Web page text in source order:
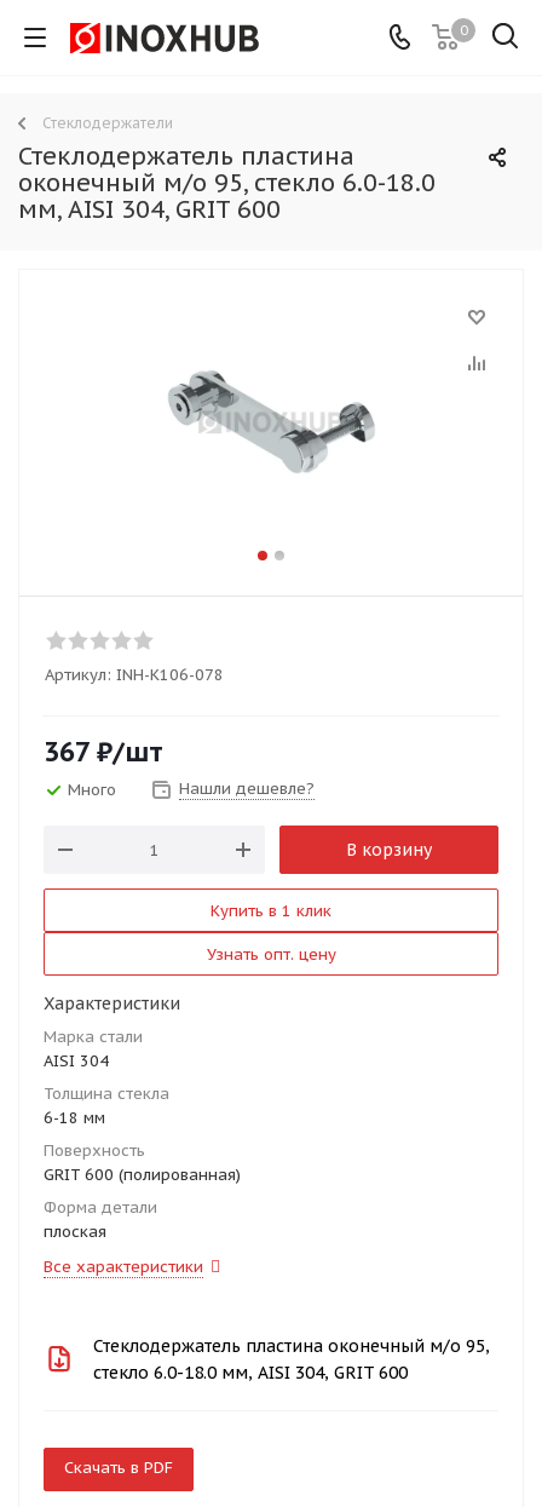
0
Стеклодержатели
Стеклодержатель пластина
оконечный м/о 95, стекло 6.0-18.0
мм, AISI 304, GRIT 600
Артикул: INH-K106-078
367 ₽/шт
Много Нашли дешевле?
В корзину
Купить в 1 клик
Узнать опт. цену
Характеристики
Марка стали
AISI 304
Толщина стекла
6-18 мм
Поверхность
GRIT 600 (полированная)
Форма детали
плоская
Все характеристики
Стеклодержатель пластина оконечный м/о 95,
стекло 6.0-18.0 мм, AISI 304, GRIT 600
Скачать в PDF